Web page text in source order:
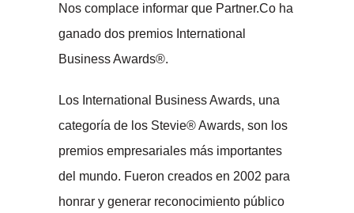
Nos complace informar que Partner.Co ha
ganado dos premios International
Business Awards®.
Los International Business Awards, una
categoría de los Stevie® Awards, son los
premios empresariales más importantes
del mundo. Fueron creados en 2002 para
honrar y generar reconocimiento público